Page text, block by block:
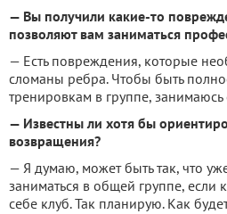
— Вы получили какие-то
позволяют вам заниматься
— Есть повреждения, которые
сломаны ребра. Чтобы быть
тренировкам в группе,
— Известны ли хотя бы
возвращения?
— Я думаю, может быть так, что
заниматься в общей группе, если
себе клуб. Так планирую. Как